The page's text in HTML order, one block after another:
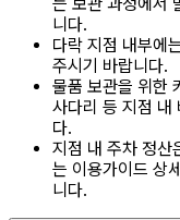
는 보관 과정에서
니다.
다락 지점 내부에
주시기 바랍니다.
물품 보관을 위한
사다리 등 지점 내
다.
지점 내 주차 정산
는 이용가이드 상
니다.